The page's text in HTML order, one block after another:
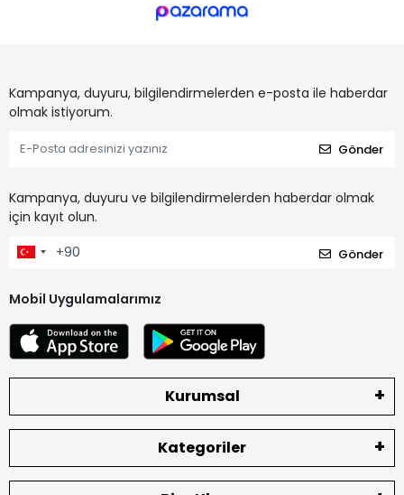
Kampanya, duyuru, bilgilendirmelerden e-posta ile haberdar
olmak istiyorum.
Gönder
Kampanya, duyuru ve bilgilendirmelerden haberdar olmak
için kayıt olun.
Gönder
Mobil Uygulamalarımız
Kurumsal
Kategoriler